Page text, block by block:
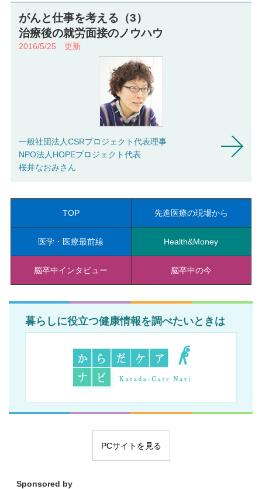
がんと仕事を考える（3）
治療後の就労面接のノウハウ
2016/5/25 更新
一般社団法人CSRプロジェクト代表理事
NPO法人HOPEプロジェクト代表
桜井なおみさん
TOP 先進医療の現場から
医学・医療最前線 Health&Money
脳卒中インタビュー 脳卒中の今
暮らしに役立つ健康情報を調べたいときは
PCサイトを見る
Sponsored by